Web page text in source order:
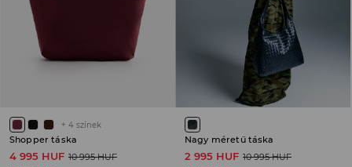
+ 4 színek
Shopper táska
4 995 HUF 10 995 HUF
Nagy méretű táska
2 995 HUF 10 995 HUF